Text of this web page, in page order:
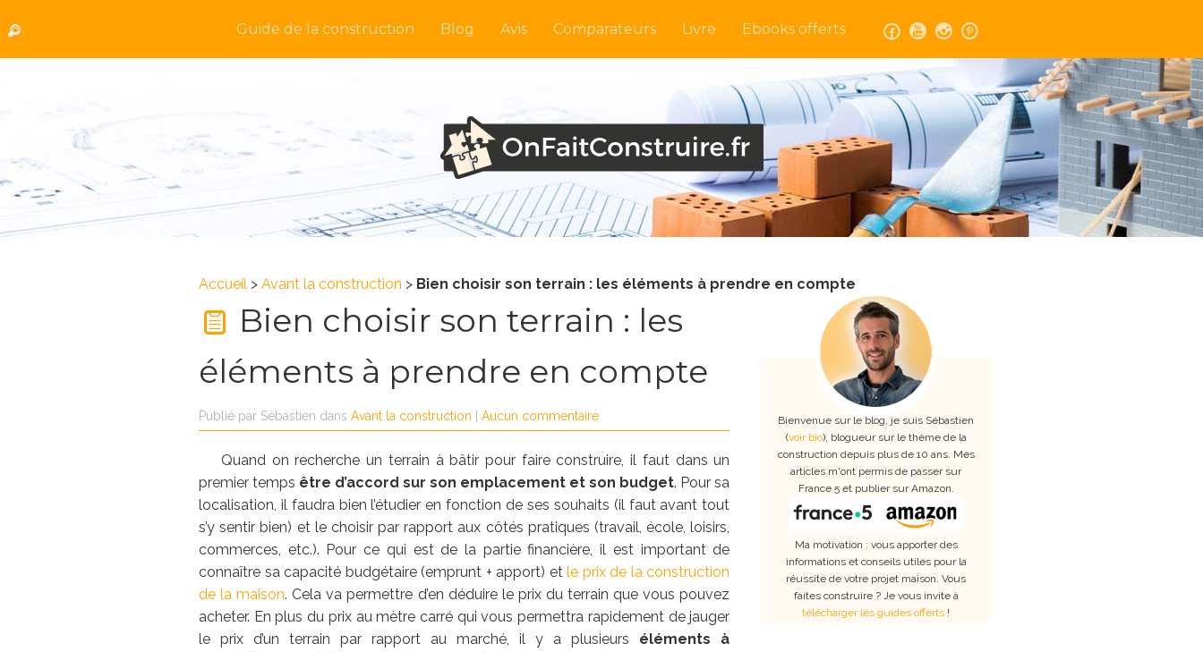
Guide de la construction Blog Avis Comparateurs Livre Ebooks offerts
Accueil > Avant la construction > Bien choisir son terrain : les éléments à prendre en compte
Bien choisir son terrain : les
éléments à prendre en compte
Publié par Sébastien dans Avant la construction Aucun commentaire
Quand on recherche un terrain à bâtir pour faire construire, il faut dans un
premier temps être d’accord sur son emplacement et son budget. Pour sa
localisation, il faudra bien l’étudier en fonction de ses souhaits (il faut avant tout
s’y sentir bien) et le choisir par rapport aux côtés pratiques (travail, école, loisirs,
commerces, etc.). Pour ce qui est de la partie financière, il est important de
connaître sa capacité budgétaire (emprunt + apport) etle prix de la construction
de la maison. Cela va permettre d’en déduire le prix du terrain que vous pouvez
acheter. En plus du prix au mètre carré qui vous permettra rapidement de jauger
le prix d’un terrain par rapport au marché, il y a plusieurs éléments à
Bienvenue sur le blog, je suis Sébastien
(voir bio), blogueur sur le thème de la
construction depuis plus de 10 ans. Mes
articles m'ont permis de passer sur
France 5 et publier sur Amazon.
Ma motivation : vous apporter des
informations et conseils utiles pour la
réussite de votre projet maison. Vous
faites construire ? Je vous invite à
télécharger les guides offerts !